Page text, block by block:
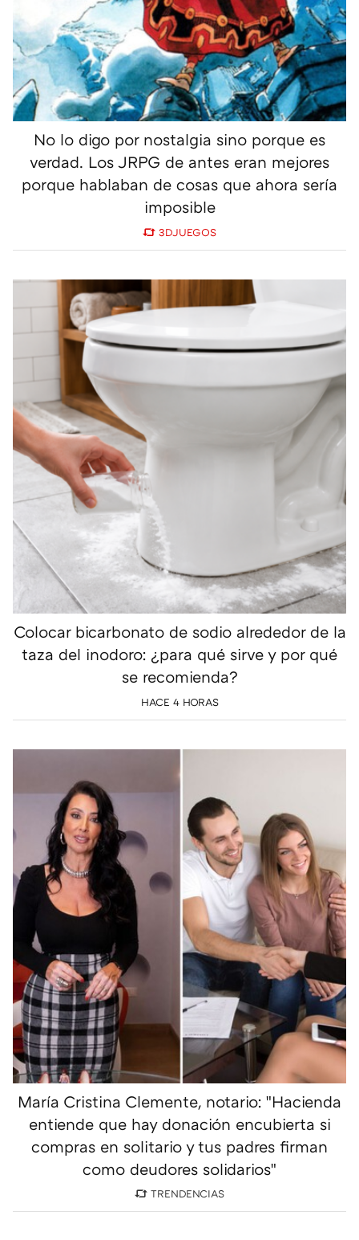
No lo digo por nostalgia sino porque es
verdad. Los JRPG de antes eran mejores
porque hablaban de cosas que ahora sería
imposible
3DJUEGOS
Colocar bicarbonato de sodio alrededor de la
taza del inodoro: ¿para qué sirve y por qué
se recomienda?
HACE 4 HORAS
María Cristina Clemente, notario: "Hacienda
entiende que hay donación encubierta si
compras en solitario y tus padres firman
como deudores solidarios"
TRENDENCIAS